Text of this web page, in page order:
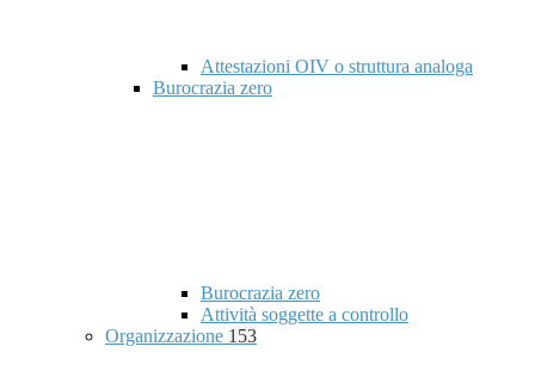
Attestazioni OIV o struttura analoga
Burocrazia zero
Burocrazia zero
Attività soggette a controllo
Organizzazione 153